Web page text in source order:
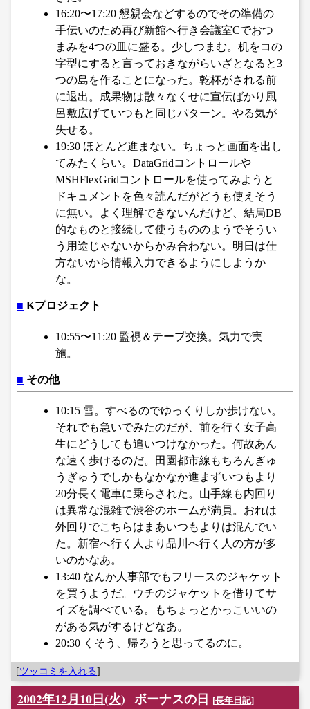
16:20〜17:20 懇親会などするのでその準備の
手伝いのため再び新館へ行き会議室Cでおつ
まみを4つの皿に盛る。少しつまむ。机をコの
字型にすると言っておきながらいざとなると3
つの島を作ることになった。乾杯がされる前
に退出。成果物は散々なくせに宣伝ばかり風
呂敷広げていつもと同じパターン。やる気が
失せる。
19:30 ほとんど進まない。ちょっと画面を出し
てみたくらい。DataGridコントロールや
MSHFlexGridコントロールを使ってみようと
ドキュメントを色々読んだがどうも使えそう
に無い。よく理解できないんだけど、結局DB
的なものと接続して使うもののようでそうい
う用途じゃないからかみ合わない。明日は仕
方ないから情報入力できるようにしようか
な。
■ Kプロジェクト
10:55〜11:20 監視＆テープ交換。気力で実
施。
■ その他
10:15 雪。すべるのでゆっくりしか歩けない。
それでも急いでみたのだが、前を行く女子高
生にどうしても追いつけなかった。何故あん
な速く歩けるのだ。田園都市線もちろんぎゅ
うぎゅうでしかもなかなか進まずいつもより
20分長く電車に乗らされた。山手線も内回り
は異常な混雑で渋谷のホームが満員。おれは
外回りでこちらはまあいつもよりは混んでい
た。新宿へ行く人より品川へ行く人の方が多
いのかなあ。
13:40 なんか人事部でもフリースのジャケット
を買うようだ。ウチのジャケットを借りてサ
イズを調べている。もちょっとかっこいいの
がある気がするけどなあ。
20:30 くそう、帰ろうと思ってるのに。
[ツッコミを入れる]
2002年12月10日(火) ボーナスの日 [長年日記]